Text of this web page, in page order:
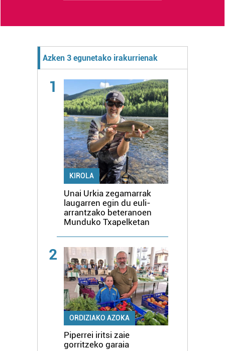
Azken 3 egunetako irakurrienak
1
KIROLA
Unai Urkia zegamarrak
laugarren egin du euli-
arrantzako beteranoen
Munduko Txapelketan
2
ORDIZIAKO AZOKA
Piperrei iritsi zaie
gorritzeko garaia